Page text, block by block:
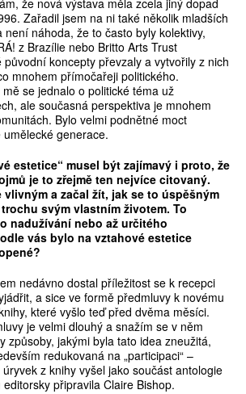
že nová výstava měla zcela jiný dopad
Zařadil jsem na ni také několik mladších
není náhoda, že to často byly kolektivy,
z Brazílie nebo Britto Arts Trust
koncepty převzaly a vytvořily z nich
mnohem přímočařeji politického.
se jednalo o politické téma už
ale současná perspektiva je mnohem
Bylo velmi podnětné moct
generace.
estetice“ musel být zajímavý i proto, že
ů je to zřejmě ten nejvíce citovaný.
vlivným a začal žít, jak se to úspěšným
svým vlastním životem. To
nadužívání nebo až určitého
vás bylo na vztahové estetice
nedávno dostal příležitost se k recepci
a sice ve formě předmluvy k novému
které vyšlo teď před dvěma měsíci.
je velmi dlouhý a snažím se v něm
způsoby, jakými byla tato idea zneužitá,
redukovaná na „participaci“ –
z knihy vyšel jako součást antologie
editorsky připravila Claire Bishop.